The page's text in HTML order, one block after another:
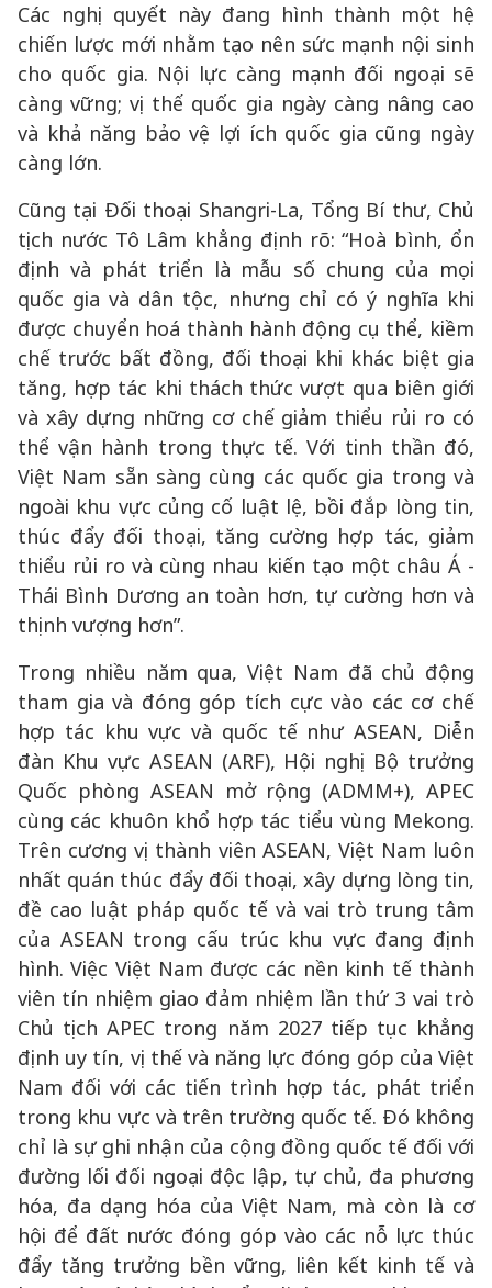
Các nghị quyết này đang hình thành một hệ
chiến lược mới nhằm tạo nên sức mạnh nội sinh
cho quốc gia. Nội lực càng mạnh đối ngoại sẽ
càng vững; vị thế quốc gia ngày càng nâng cao
và khả năng bảo vệ lợi ích quốc gia cũng ngày
càng lớn.
Cũng tại Đối thoại Shangri-La, Tổng Bí thư, Chủ
tịch nước Tô Lâm khẳng định rõ: “Hoà bình, ổn
định và phát triển là mẫu số chung của mọi
quốc gia và dân tộc, nhưng chỉ có ý nghĩa khi
được chuyển hoá thành hành động cụ thể, kiềm
chế trước bất đồng, đối thoại khi khác biệt gia
tăng, hợp tác khi thách thức vượt qua biên giới
và xây dựng những cơ chế giảm thiểu rủi ro có
thể vận hành trong thực tế. Với tinh thần đó,
Việt Nam sẵn sàng cùng các quốc gia trong và
ngoài khu vực củng cố luật lệ, bồi đắp lòng tin,
thúc đẩy đối thoại, tăng cường hợp tác, giảm
thiểu rủi ro và cùng nhau kiến tạo một châu Á -
Thái Bình Dương an toàn hơn, tự cường hơn và
thịnh vượng hơn”.
Trong nhiều năm qua, Việt Nam đã chủ động
tham gia và đóng góp tích cực vào các cơ chế
hợp tác khu vực và quốc tế như ASEAN, Diễn
đàn Khu vực ASEAN (ARF), Hội nghị Bộ trưởng
Quốc phòng ASEAN mở rộng (ADMM+), APEC
cùng các khuôn khổ hợp tác tiểu vùng Mekong.
Trên cương vị thành viên ASEAN, Việt Nam luôn
nhất quán thúc đẩy đối thoại, xây dựng lòng tin,
đề cao luật pháp quốc tế và vai trò trung tâm
của ASEAN trong cấu trúc khu vực đang định
hình. Việc Việt Nam được các nền kinh tế thành
viên tín nhiệm giao đảm nhiệm lần thứ 3 vai trò
Chủ tịch APEC trong năm 2027 tiếp tục khẳng
định uy tín, vị thế và năng lực đóng góp của Việt
Nam đối với các tiến trình hợp tác, phát triển
trong khu vực và trên trường quốc tế. Đó không
chỉ là sự ghi nhận của cộng đồng quốc tế đối với
đường lối đối ngoại độc lập, tự chủ, đa phương
hóa, đa dạng hóa của Việt Nam, mà còn là cơ
hội để đất nước đóng góp vào các nỗ lực thúc
đẩy tăng trưởng bền vững, liên kết kinh tế và